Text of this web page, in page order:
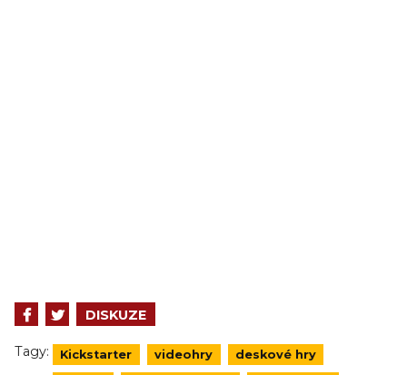
DISKUZE
Tagy: Kickstarter videohry deskové hry